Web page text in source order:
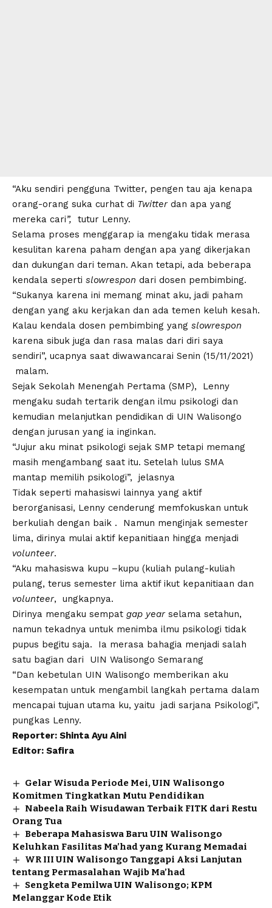
“Aku sendiri pengguna Twitter, pengen tau aja kenapa
orang-orang suka curhat di Twitterdan apa yang
mereka cari”, tutur Lenny.
Selama proses menggarap ia mengaku tidak merasa
kesulitan karena paham dengan apa yang dikerjakan
dan dukungan dari teman. Akan tetapi, ada beberapa
kendala seperti slowrespon dari dosen pembimbing.
“Sukanya karena ini memang minat aku, jadi paham
dengan yang aku kerjakan dan ada temen keluh kesah.
Kalau kendala dosen pembimbing yang slowrespon
karena sibuk juga dan rasa malas dari diri saya
sendiri”, ucapnya saat diwawancarai Senin (15/11/2021)
malam.
Sejak Sekolah Menengah Pertama (SMP), Lenny
mengaku sudah tertarik dengan ilmu psikologi dan
kemudian melanjutkan pendidikan di UIN Walisongo
dengan jurusan yang ia inginkan.
“Jujur aku minat psikologi sejak SMP tetapi memang
masih mengambang saat itu. Setelah lulus SMA
mantap memilih psikologi”, jelasnya
Tidak seperti mahasiswi lainnya yang aktif
berorganisasi, Lenny cenderung memfokuskan untuk
berkuliah dengan baik . Namun menginjak semester
lima, dirinya mulai aktif kepanitiaan hingga menjadi
volunteer.
“Aku mahasiswa kupu –kupu (kuliah pulang-kuliah
pulang, terus semester lima aktif ikut kepanitiaan dan
volunteer, ungkapnya.
Dirinya mengaku sempat gap yearselama setahun,
namun tekadnya untuk menimba ilmu psikologi tidak
pupus begitu saja. Ia merasa bahagia menjadi salah
satu bagian dari UIN Walisongo Semarang
“Dan kebetulan UIN Walisongo memberikan aku
kesempatan untuk mengambil langkah pertama dalam
mencapai tujuan utama ku, yaitu jadi sarjana Psikologi”,
pungkas Lenny.
Reporter: Shinta Ayu Aini
Editor: Safira
Gelar Wisuda Periode Mei, UIN Walisongo
Komitmen Tingkatkan Mutu Pendidikan
Nabeela Raih Wisudawan Terbaik FITK dari Restu
Orang Tua
Beberapa Mahasiswa Baru UIN Walisongo
Keluhkan Fasilitas Ma’had yang Kurang Memadai
WR III UIN Walisongo Tanggapi Aksi Lanjutan
tentang Permasalahan Wajib Ma’had
Sengketa Pemilwa UIN Walisongo; KPM
Melanggar Kode Etik